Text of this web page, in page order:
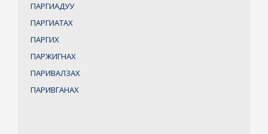
ПАРГИАДУУ
ПАРГИАТАХ
ПАРГИХ
ПАРЖИГНАХ
ПАРИВАЛЗАХ
ПАРИВГАНАХ